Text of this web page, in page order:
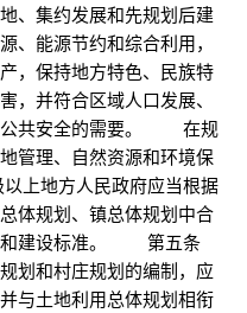
、集约发展和先规划后建
、能源节约和综合利用，
，保持地方特色、民族特
，并符合区域人口发展、
公共安全的需要。 在规
管理、自然资源和环境保
地方人民政府应当根据
体规划、镇总体规划中合
和建设标准。 第五条
划和村庄规划的编制，应
与土地利用总体规划相衔